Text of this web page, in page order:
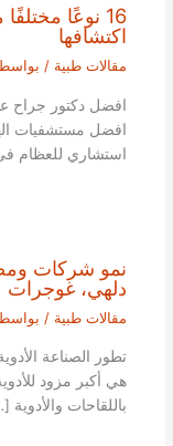
16 نوعًا
اكتشافها
مقالات طبية /
افضل دكتور جراح
افضل مستشفيات
استشاري للعظام
نمو شركات
دلهي، غوجرات
مقالات طبية /
تطور الصناعة
هي أكبر مزود
باللقاحات والأدوية